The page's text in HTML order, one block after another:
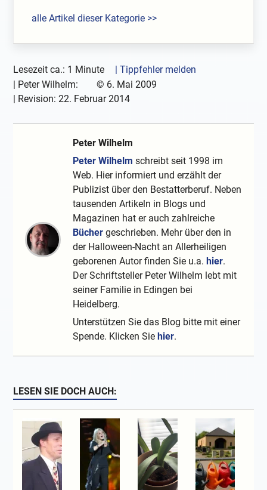
alle Artikel dieser Kategorie >>
Lesezeit ca.: 1 Minute
| Tippfehler melden
| Peter Wilhelm: © 6. Mai 2009
| Revision:22. Februar 2014
Peter Wilhelm
Peter Wilhelm schreibt seit 1998 im
Web. Hier informiert und erzählt der
Publizist über den Bestatterberuf. Neben
tausenden Artikeln in Blogs und
Magazinen hat er auch zahlreiche
Bücher geschrieben. Mehr über den in
der Halloween-Nacht an Allerheiligen
geborenen Autor finden Sie u.a.hier.
Der Schriftsteller Peter Wilhelm lebt mit
seiner Familie in Edingen bei
Heidelberg.
Unterstützen Sie das Blog bitte mit einer
Spende. Klicken Siehier.
LESEN SIE DOCH AUCH: